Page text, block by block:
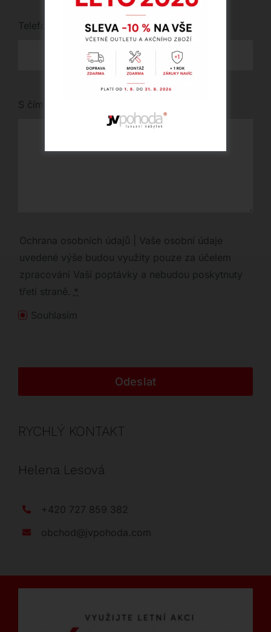
Telefon
S čím vám můžeme pomoci?
Ochrana osobních údajů | Vaše osobní údaje
uvedené výše budou využity pouze za účelem
zpracování Vaší poptávky a nebudou poskytnuty
třetí straně. *
Souhlasím
Odeslat
RYCHLÝ KONTAKT
Helena Lesová
+420 727 859 382
obchod@jvpohoda.com